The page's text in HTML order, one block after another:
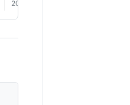
20.0 km/h